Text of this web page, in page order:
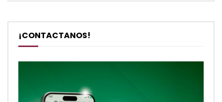
¡CONTACTANOS!